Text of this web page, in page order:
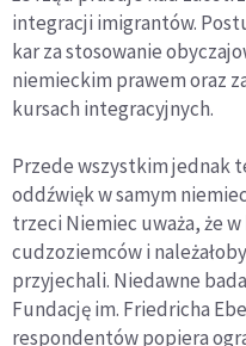
integracji imigrantów.
kar za stosowanie
niemieckim prawem oraz
kursach integracyjnych.
Przede wszystkim jednak
oddźwięk w samym
trzeci Niemiec uważa, że
cudzoziemców i
przyjechali. Niedawne
Fundację im. Friedricha
respondentów popiera